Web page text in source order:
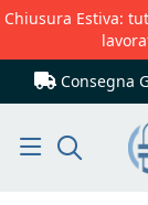
Chiusura Estiva:
Consegna